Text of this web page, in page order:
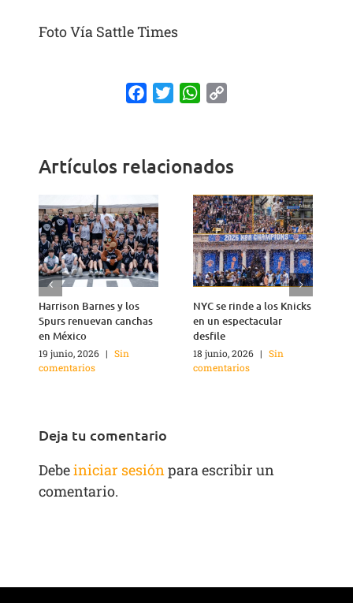
Foto Vía Sattle Times
FacebookTwitterWhatsApp
Artículos relacionados
Harrison Barnes y los
Spurs renuevan canchas
en México
19 junio, 2026 | Sin
comentarios
NYC se rinde a los Knicks
en un espectacular
desfile
18 junio, 2026 | Sin
comentarios
Deja tu comentario
Debeiniciar sesiónpara escribir un
comentario.